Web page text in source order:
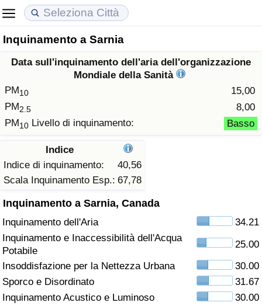
Inquinamento a Sarnia
Data sull'inquinamento dell'aria dell'organizzazione
Mondiale della Sanità
PM10
15,00
PM2.5
8,00
PM10 Livello di inquinamento: Basso
Indice
Indice di inquinamento:
40,56
Scala Inquinamento Esp.: 67,78
Inquinamento a Sarnia, Canada
Inquinamento dell'Aria
34.21
Inquinamento e Inaccessibilità dell'Acqua
Potabile
25.00
Insoddisfazione per la Nettezza Urbana
30.00
Sporco e Disordinato
31.67
Inquinamento Acustico e Luminoso
30.00
Costo della vita
Indice Del Costo Della Vita (corrente)
Indice Del Costo Della Vita
ad Aqaba
Prezzi degli immobili
Indice del Prezzo delle Case (Corrente)
Indice del Prezzo delle Case
Qualità della Vita
Indice della Qualità della Vita
Indice della Qualità della Vita (Corrente)
Criminalità
Indice del Tasso di Criminalità (Corrente)
Indice della Criminalità
Indice di criminalità per paese
Assistenza Sanitaria